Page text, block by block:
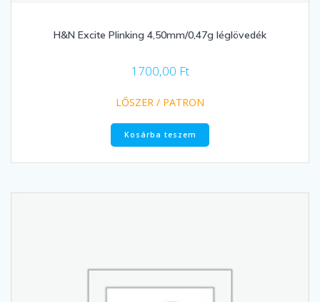
H&N Excite Plinking 4,50mm/0,47g léglövedék
1700,00 Ft
LŐSZER / PATRON
Kosárba teszem